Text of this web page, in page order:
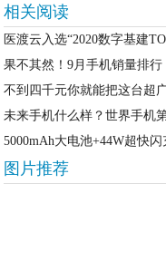
相关阅读
医渡云入选“2020数字基建
果不其然！9月手机销量排行
不到四千元你就能把这台超
未来手机什么样？世界手机
5000mAh大电池+44W超快
图片推荐